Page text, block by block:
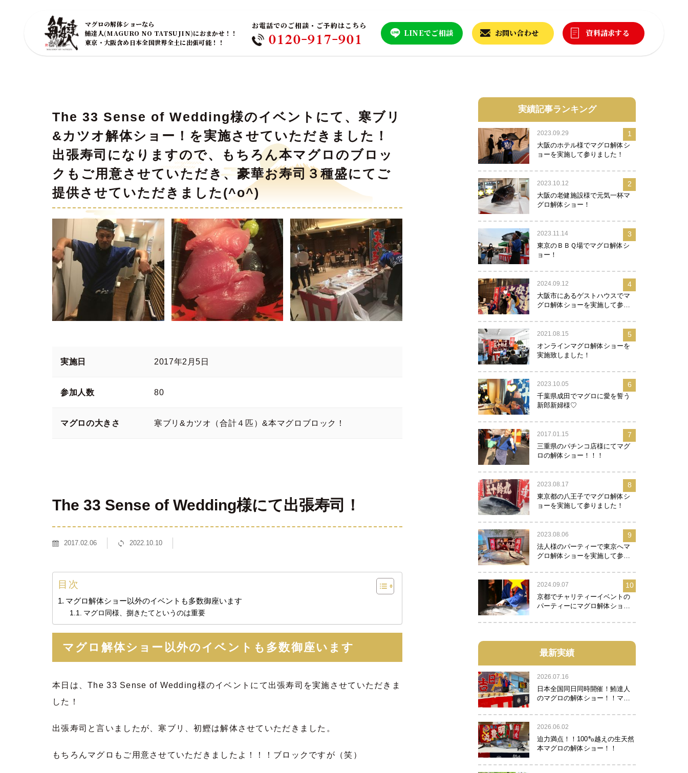
マグロの解体ショーなら
鮪達人(MAGURO NO TATSUJIN)におまかせ！！
東京・大阪含め日本全国世界全土に出張可能！！
お電話でのご相談・ご予約はこちら
0120-917-901 LINEでご相談 お問い合わせ 資料請求する
The 33 Sense of Wedding様のイベントにて、寒ブリ
&カツオ解体ショー！を実施させていただきました！
出張寿司になりますので、もちろん本マグロのブロッ
クもご用意させていただき、豪華お寿司３種盛にてご
提供させていただきました(^o^)
実施日 2017年2月5日
参加人数 80
マグロの大きさ 寒ブリ&カツオ（合計４匹）&本マグロブロック！
The 33 Sense of Wedding様にて出張寿司！
2017.02.06 2022.10.10
目次
マグロ解体ショー以外のイベントも多数御座います
マグロ同様、捌きたてというのは重要
マグロ解体ショー以外のイベントも多数御座います
本日は、The 33 Sense of Wedding様のイベントにて出張寿司を実施させていただきま
した！
出張寿司と言いましたが、寒ブリ、初鰹は解体させていただきました。
もちろんマグロもご用意させていただきましたよ！！！ブロックですが（笑）
実績記事ランキング
2023.09.29
大阪のホテル様でマグロ解体シ
ョーを実施して参りました！
1
2023.10.12
大阪の老健施設様で元気一杯マ
グロ解体ショー！
2
2023.11.14
東京のＢＢＱ場でマグロ解体シ
ョー！
3
2024.09.12
大阪市にあるゲストハウスでマ
グロ解体ショーを実施して参り
4
2021.08.15
オンラインマグロ解体ショーを
実施致しました！
5
2023.10.05
千葉県成田でマグロに愛を誓う
新郎新婦様♡
6
2017.01.15
三重県のパチンコ店様にてマグ
ロの解体ショー！！！
7
2023.08.17
東京都の八王子でマグロ解体シ
ョーを実施して参りました！
8
2023.08.06
法人様のパーティーで東京へマ
グロ解体ショーを実施して参り
9
2024.09.07
京都でチャリティーイベントの
パーティーにマグロ解体ショー
10
最新実績
2026.07.16
日本全国同日同時開催！鮪達人
のマグロの解体ショー！！マグ
2026.06.02
迫力満点！！100㌔越えの生天然
本マグロの解体ショー！！